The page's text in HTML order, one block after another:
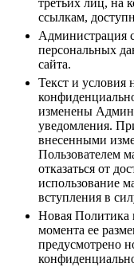
третьих лиц, на
ссылкам,
Администрация
персональных
сайта.
Текст и условия
изменены
уведомления.
внесенными
Пользователем
отказаться от
использование
вступления в
Новая Политика
момента ее
предусмотрено